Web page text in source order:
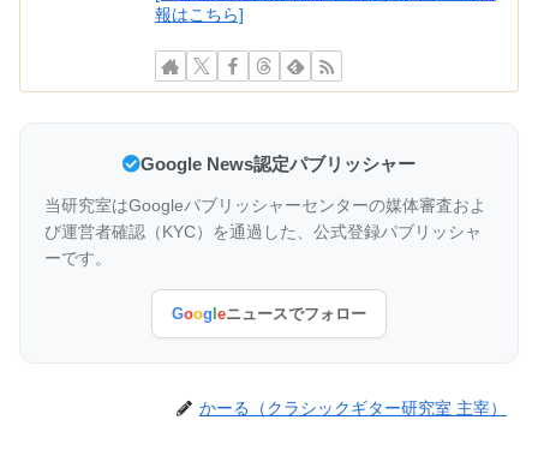
報はこちら]
Google News認定パブリッシャー
当研究室はGoogleパブリッシャーセンターの媒体審査およ
び運営者確認（KYC）を通過した、公式登録パブリッシャ
ーです。
Goog eニュースでフォロー
かーる（クラシックギター研究室 主宰）